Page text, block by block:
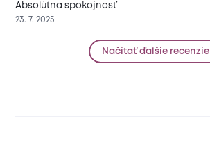
Absolútna spokojnosť
23. 7. 2025
Načítať ďalšie recenzie